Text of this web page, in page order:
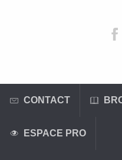
CONTACT
ESPACE PRO